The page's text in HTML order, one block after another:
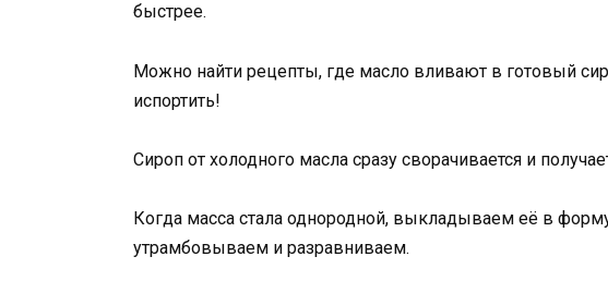
быстрее.
Можно найти рецепты, где масло вливают в готовый
испортить!
Сироп от холодного масла сразу сворачивается и
Когда масса стала однородной, выкладываем её в
утрамбовываем и разравниваем.